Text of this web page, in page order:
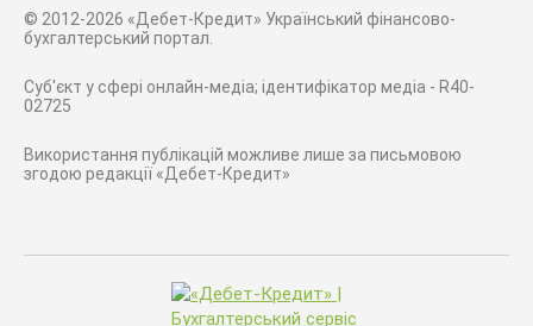
© 2012-2026 «Дебет-Кредит» Український фінансово-
бухгалтерський портал.
Суб'єкт у сфері онлайн-медіа; ідентифікатор медіа - R40-
02725
Використання публікацій можливе лише за письмовою
згодою редакції «Дебет-Кредит»